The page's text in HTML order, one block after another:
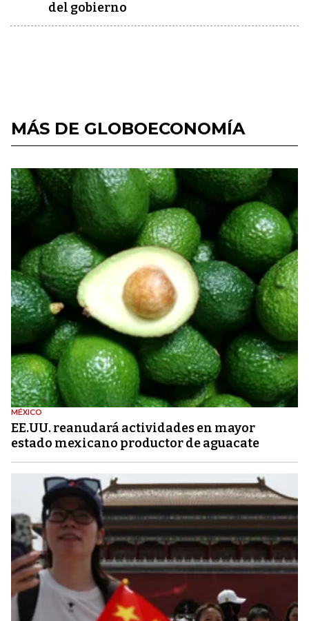
del gobierno
MÁS DE GLOBOECONOMÍA
MÉXICO
EE.UU. reanudará actividades en mayor
estado mexicano productor de aguacate